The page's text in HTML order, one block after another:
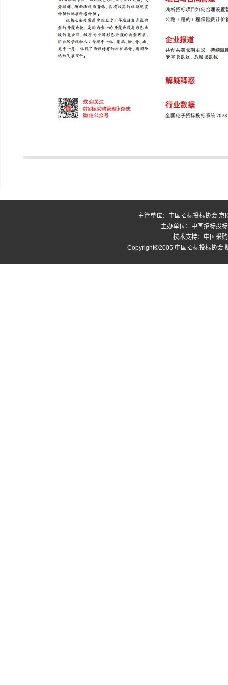
主管单位：中国招标投标协会 京
主办单位：中国招标投
技术支持：中国采
Copyright©2005 中国招标投标协会